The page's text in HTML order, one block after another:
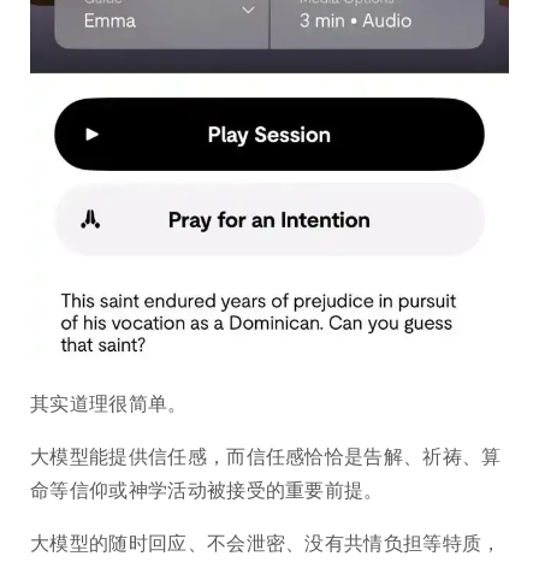
其实道理很简单。
大模型能提供信任感，而信任感恰恰是告解、祈祷、算
命等信仰或神学活动被接受的重要前提。
大模型的随时回应、不会泄密、没有共情负担等特质，